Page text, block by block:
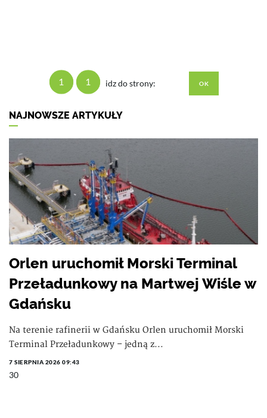
1 1 idz do strony:
NAJNOWSZE ARTYKUŁY
Orlen uruchomił Morski Terminal
Przeładunkowy na Martwej Wiśle w
Gdańsku
Na terenie rafinerii w Gdańsku Orlen uruchomił Morski
Terminal Przeładunkowy – jedną z...
7 SIERPNIA 2026 09:43
30